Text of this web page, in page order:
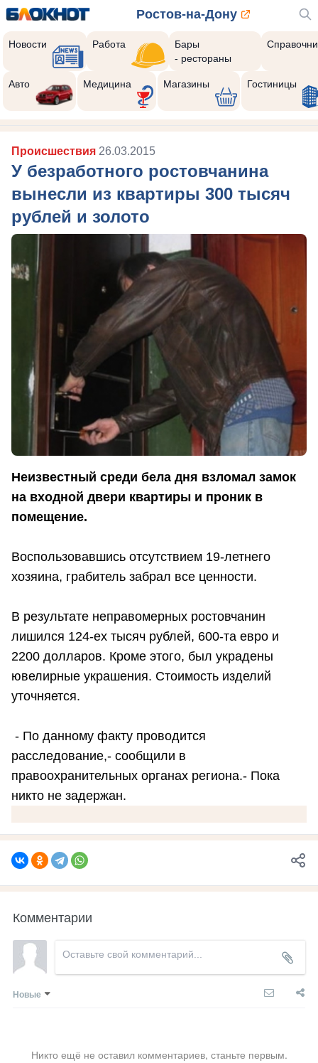
Ростов-на-Дону
Новости Работа
Бары
- рестораны
Авто Медицина Магазины Гостиницы
Происшествия 26.03.2015
У безработного ростовчанина
вынесли из квартиры 300 тысяч
рублей и золото
Неизвестный среди бела дня взломал замок
на входной двери квартиры и проник в
помещение.
Воспользовавшись отсутствием 19-летнего
хозяина, грабитель забрал все ценности.
В результате неправомерных ростовчанин
лишился 124-ех тысяч рублей, 600-та евро и
2200 долларов. Кроме этого, был украдены
ювелирные украшения. Стоимость изделий
уточняется.
- По данному факту проводится
расследование,- сообщили в
правоохранительных органах региона.- Пока
никто не задержан.
Комментарии
Новые
Никто ещё не оставил комментариев, станьте первым.